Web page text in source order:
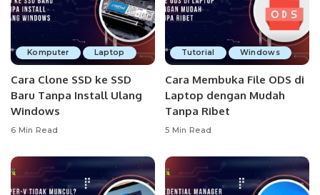
Komputer Laptop
Cara Clone SSD ke SSD
Baru Tanpa Install Ulang
Windows
6 Min Read
Tutorial Windows
Cara Membuka File ODS di
Laptop dengan Mudah
Tanpa Ribet
5 Min Read